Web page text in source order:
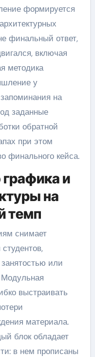
формируется
финальный ответ,
включая
методика
у
на
заданные
обратной
при этом
финального кейса.
графика и
на
темп
снимает
или
выстраивать
материала.
блок обладает
в нем прописаны